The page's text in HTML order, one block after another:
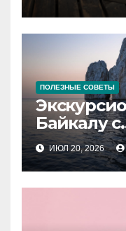
ПОЛЕЗНЫЕ СОВЕТЫ
Байкалу с
в аренду
ИЮЛ 20, 2026